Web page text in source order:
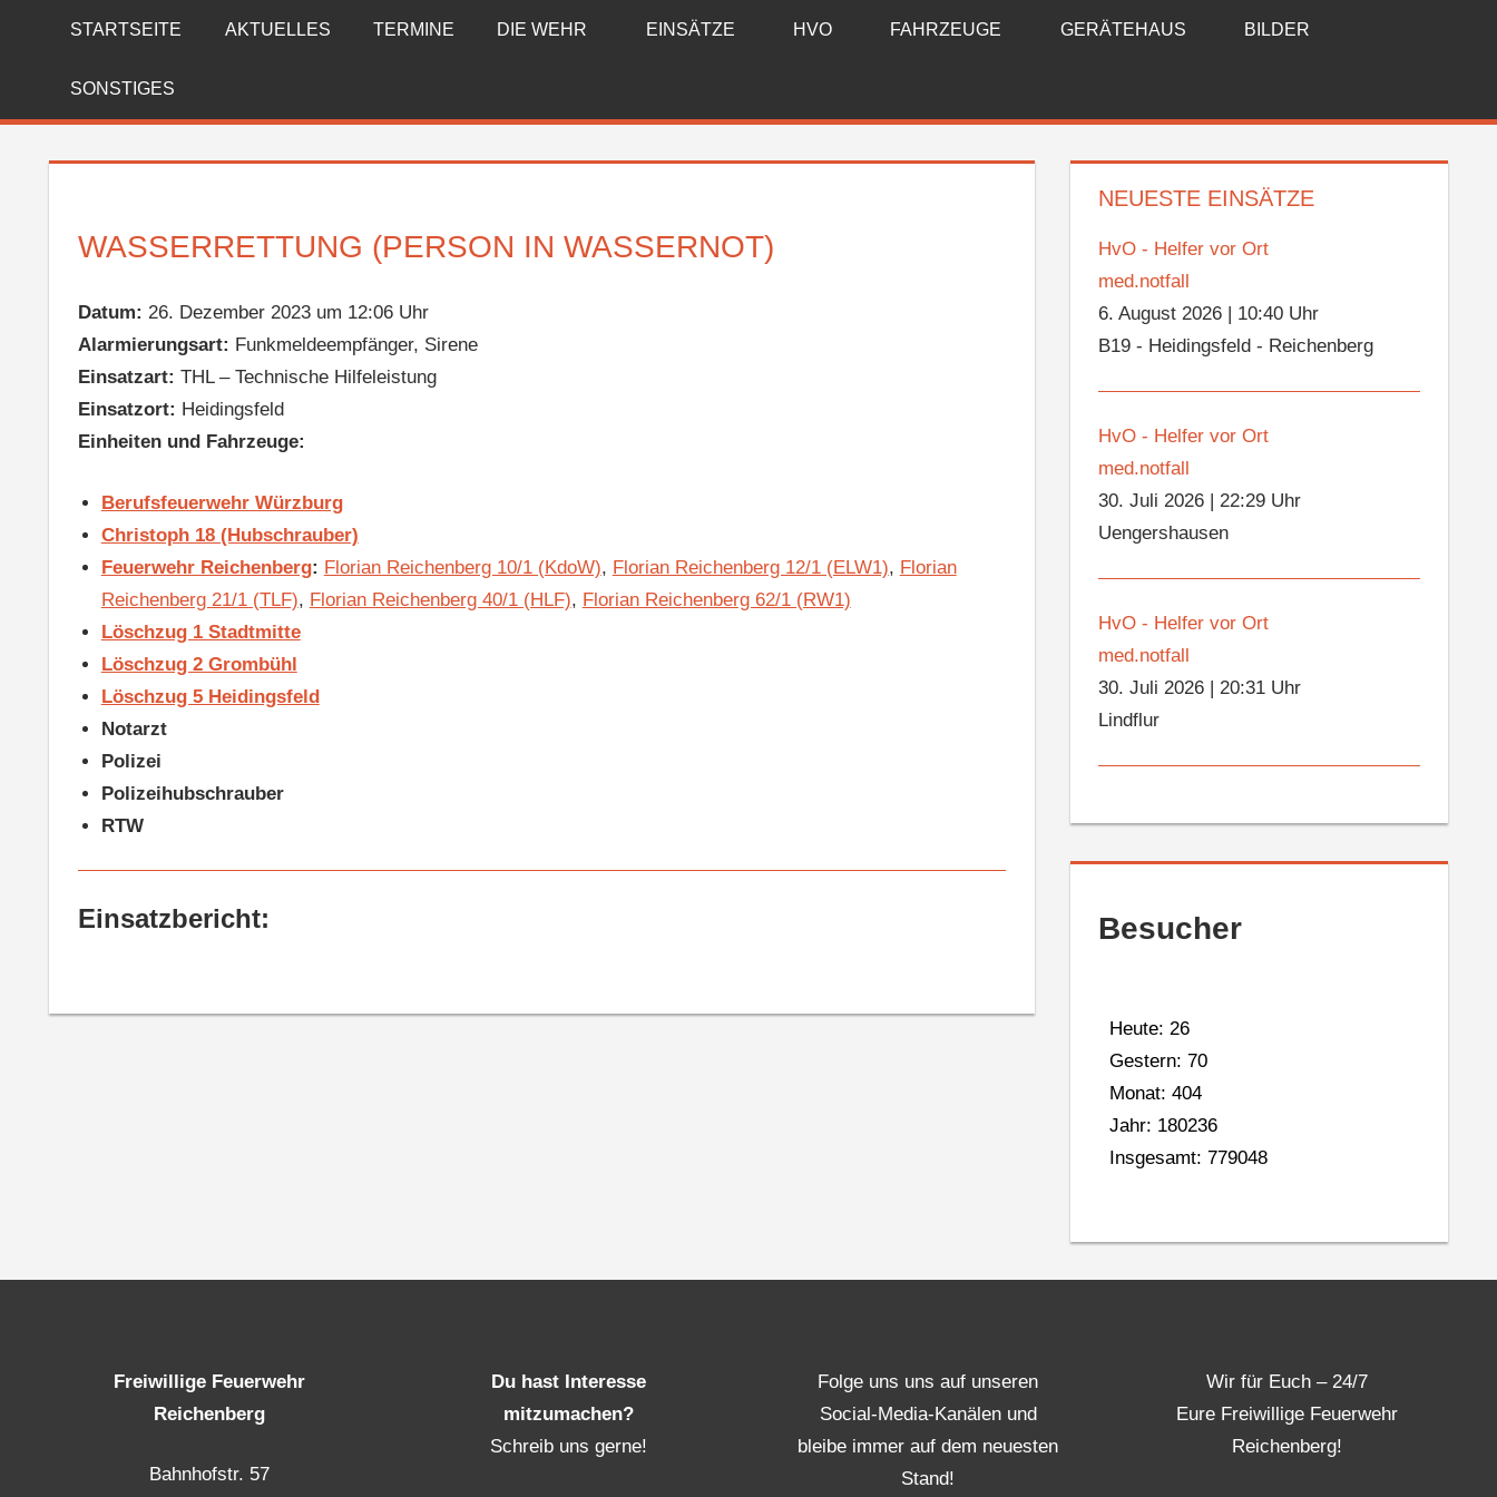
FREIWILLIGE
FEUERWEHR
REICHENBERG
STARTSEITE AKTUELLES TERMINE DIE WEHR EINSÄTZE HVO FAHRZEUGE GERÄTEHAUS BILDER
SONSTIGES
WASSERRETTUNG (PERSON IN WASSERNOT)
Datum: 26. Dezember 2023 um 12:06 Uhr
Alarmierungsart: Funkmeldeempfänger, Sirene
Einsatzart: THL – Technische Hilfeleistung
Einsatzort: Heidingsfeld
Einheiten und Fahrzeuge:
Berufsfeuerwehr Würzburg
Christoph 18 (Hubschrauber)
Feuerwehr Reichenberg: Florian Reichenberg 10/1 (KdoW), Florian Reichenberg 12/1 (ELW1), Florian
Reichenberg 21/1 (TLF), Florian Reichenberg 40/1 (HLF), Florian Reichenberg 62/1 (RW1)
Löschzug 1 Stadtmitte
Löschzug 2 Grombühl
Löschzug 5 Heidingsfeld
Notarzt
Polizei
Polizeihubschrauber
RTW
Einsatzbericht:
NEUESTE EINSÄTZE
HvO - Helfer vor Ort
med.notfall
6. August 2026
10:40 Uhr
B19 - Heidingsfeld - Reichenberg
HvO - Helfer vor Ort
med.notfall
30. Juli 2026 |22:29 Uhr
Uengershausen
HvO - Helfer vor Ort
med.notfall
30. Juli 2026 |20:31 Uhr
Lindflur
Besucher
Heute: 26
Gestern: 70
Monat: 404
Jahr: 180236
Insgesamt: 779048
Freiwillige Feuerwehr
Reichenberg
Bahnhofstr. 57
Du hast Interesse
mitzumachen?
Schreib uns gerne!
Folge uns uns auf unseren
Social-Media-Kanälen und
bleibe immer auf dem neuesten
Stand!
Wir für Euch – 24/7
Eure Freiwillige Feuerwehr
Reichenberg!